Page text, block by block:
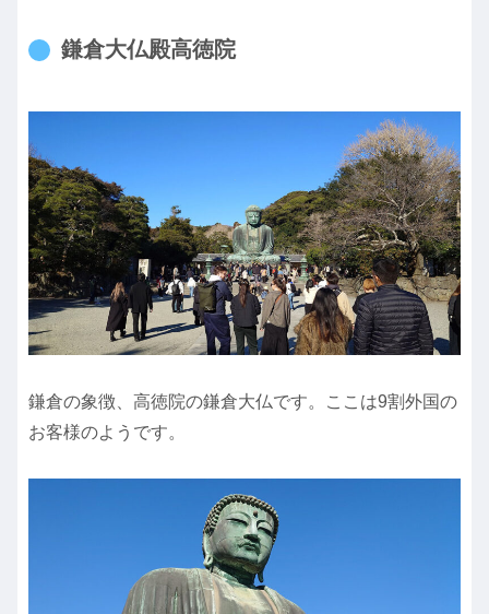
鎌倉大仏殿高徳院
鎌倉の象徴、高徳院の鎌倉大仏です。ここは9割外国の
お客様のようです。